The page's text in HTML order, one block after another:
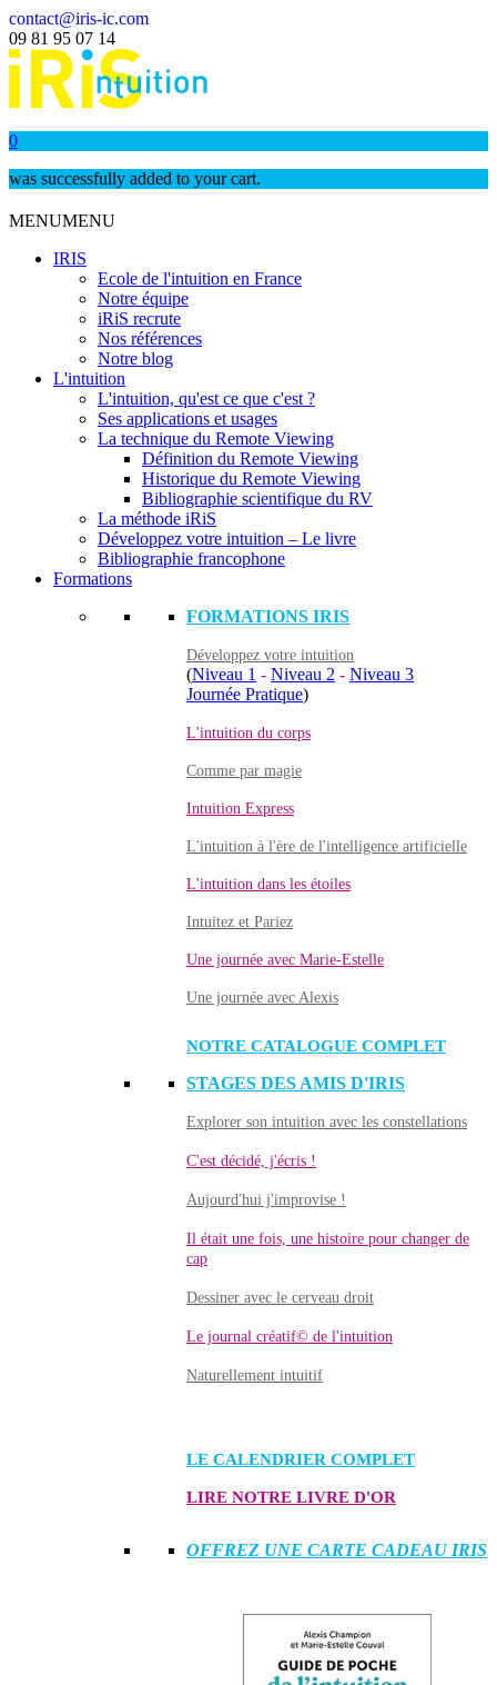
contact@iris-ic.com
09 81 95 07 14
0
was successfully added to your cart.
MENUMENU
IRIS
Ecole de l'intuition en France
Notre équipe
iRiS recrute
Nos références
Notre blog
L'intuition
L'intuition, qu'est ce que c'est ?
Ses applications et usages
La technique du Remote Viewing
Définition du Remote Viewing
Historique du Remote Viewing
Bibliographie scientifique du RV
La méthode iRiS
Développez votre intuition – Le livre
Bibliographie francophone
Formations
FORMATIONS IRIS
Développez votre intuition
(Niveau 1 - Niveau 2 - Niveau 3
Journée Pratique)
L'intuition du corps
Comme par magie
Intuition Express
L'intuition à l'ère de l'intelligence artificielle
L'intuition dans les étoiles
Intuitez et Pariez
Une journée avec Marie-Estelle
Une journée avec Alexis
NOTRE CATALOGUE COMPLET
STAGES DES AMIS D'IRIS
Explorer son intuition avec les constellations
C'est décidé, j'écris !
Aujourd'hui j'improvise !
Il était une fois, une histoire pour changer de
cap
Dessiner avec le cerveau droit
Le journal créatif© de l'intuition
Naturellement intuitif
LE CALENDRIER COMPLET
LIRE NOTRE LIVRE D'OR
OFFREZ UNE CARTE CADEAU IRIS